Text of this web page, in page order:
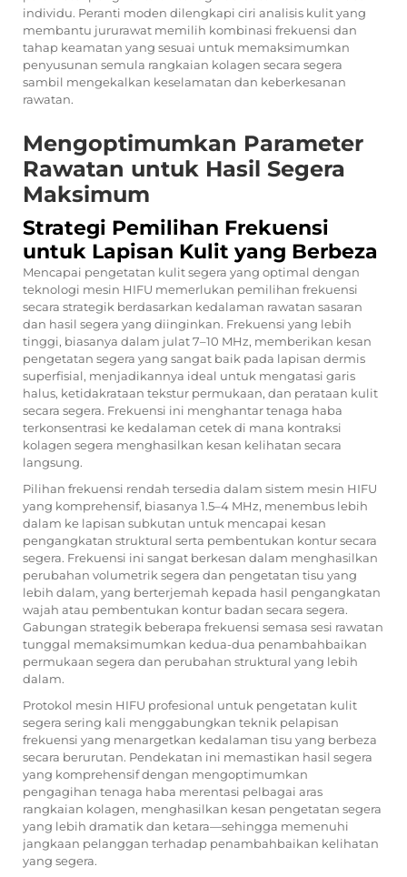
individu. Peranti moden dilengkapi ciri analisis kulit yang
membantu jururawat memilih kombinasi frekuensi dan
tahap keamatan yang sesuai untuk memaksimumkan
penyusunan semula rangkaian kolagen secara segera
sambil mengekalkan keselamatan dan keberkesanan
rawatan.
Mengoptimumkan Parameter
Rawatan untuk Hasil Segera
Maksimum
Strategi Pemilihan Frekuensi
untuk Lapisan Kulit yang Berbeza
Mencapai pengetatan kulit segera yang optimal dengan
teknologi mesin HIFU memerlukan pemilihan frekuensi
secara strategik berdasarkan kedalaman rawatan sasaran
dan hasil segera yang diinginkan. Frekuensi yang lebih
tinggi, biasanya dalam julat 7–10 MHz, memberikan kesan
pengetatan segera yang sangat baik pada lapisan dermis
superfisial, menjadikannya ideal untuk mengatasi garis
halus, ketidakrataan tekstur permukaan, dan perataan kulit
secara segera. Frekuensi ini menghantar tenaga haba
terkonsentrasi ke kedalaman cetek di mana kontraksi
kolagen segera menghasilkan kesan kelihatan secara
langsung.
Pilihan frekuensi rendah tersedia dalam sistem mesin HIFU
yang komprehensif, biasanya 1.5–4 MHz, menembus lebih
dalam ke lapisan subkutan untuk mencapai kesan
pengangkatan struktural serta pembentukan kontur secara
segera. Frekuensi ini sangat berkesan dalam menghasilkan
perubahan volumetrik segera dan pengetatan tisu yang
lebih dalam, yang berterjemah kepada hasil pengangkatan
wajah atau pembentukan kontur badan secara segera.
Gabungan strategik beberapa frekuensi semasa sesi rawatan
tunggal memaksimumkan kedua-dua penambahbaikan
permukaan segera dan perubahan struktural yang lebih
dalam.
Protokol mesin HIFU profesional untuk pengetatan kulit
segera sering kali menggabungkan teknik pelapisan
frekuensi yang menargetkan kedalaman tisu yang berbeza
secara berurutan. Pendekatan ini memastikan hasil segera
yang komprehensif dengan mengoptimumkan
pengagihan tenaga haba merentasi pelbagai aras
rangkaian kolagen, menghasilkan kesan pengetatan segera
yang lebih dramatik dan ketara—sehingga memenuhi
jangkaan pelanggan terhadap penambahbaikan kelihatan
yang segera.